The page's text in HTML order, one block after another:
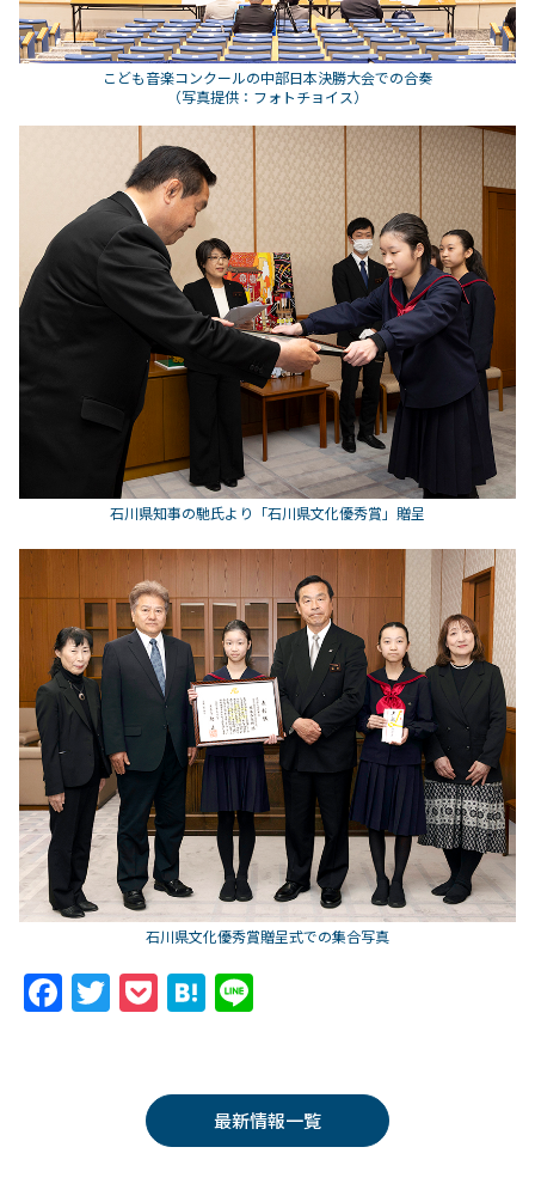
こども音楽コンクールの中部日本決勝大会での合奏
（写真提供：フォトチョイス）
石川県知事の馳氏より「石川県文化優秀賞」贈呈
石川県文化優秀賞贈呈式での集合写真
F T
er
P
k
et
H
n
a
最新情報一覧